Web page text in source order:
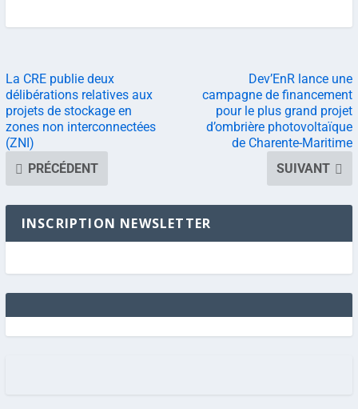
La CRE publie deux
délibérations relatives aux
projets de stockage en
zones non interconnectées
(ZNI)
PRÉCÉDENT
Dev’EnR lance une
campagne de financement
pour le plus grand projet
d’ombrière photovoltaïque
de Charente-Maritime
SUIVANT
INSCRIPTION NEWSLETTER